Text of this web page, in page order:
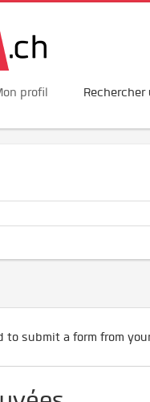
profil
to submit a form from